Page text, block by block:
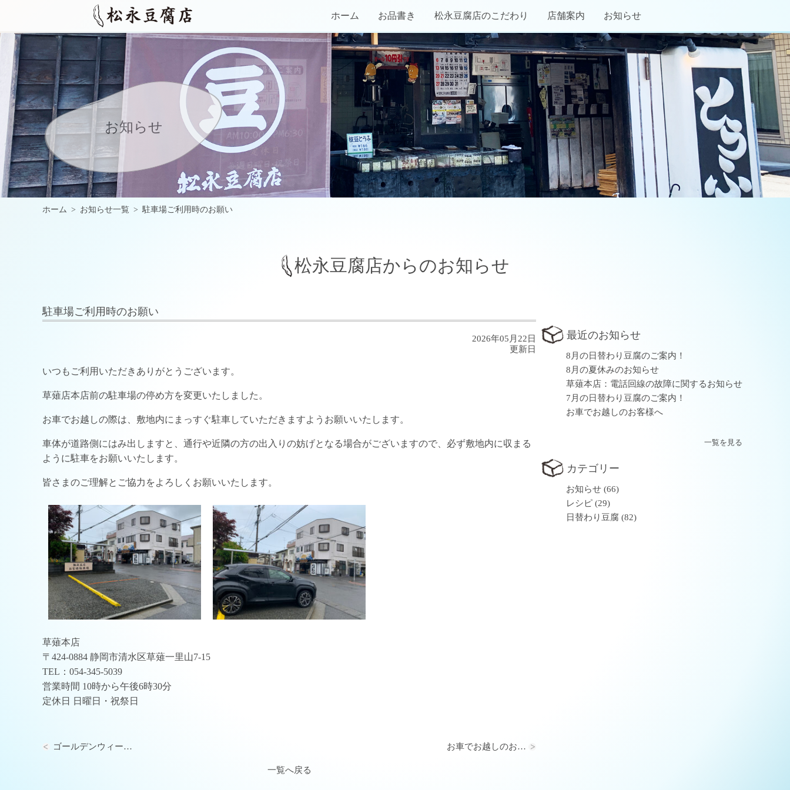
ホーム お品書き 松永豆腐店のこだわり 店舗案内 お知らせ
お知らせ
ホーム お知らせ一覧 駐車場ご利用時のお願い
松永豆腐店からのお知らせ
駐車場ご利用時のお願い
2026年05月22日
更新日
いつもご利用いただきありがとうございます。
草薙店本店前の駐車場の停め方を変更いたしました。
お車でお越しの際は、敷地内にまっすぐ駐車していただきますようお願いいたします。
車体が道路側にはみ出しますと、通行や近隣の方の出入りの妨げとなる場合がございますので、必ず敷地内に収まる
ように駐車をお願いいたします。
皆さまのご理解とご協力をよろしくお願いいたします。
草薙本店
〒424-0884 静岡市清水区草薙一里山7-15
TEL：054-345-5039
営業時間 10時から午後6時30分
定休日 日曜日・祝祭日
ゴールデンウィー… お車でお越しのお…
一覧へ戻る
最近のお知らせ
8月の日替わり豆腐のご案内！
8月の夏休みのお知らせ
草薙本店：電話回線の故障に関するお知らせ
7月の日替わり豆腐のご案内！
お車でお越しのお客様へ
一覧を見る
カテゴリー
お知らせ (66)
レシピ (29)
日替わり豆腐 (82)